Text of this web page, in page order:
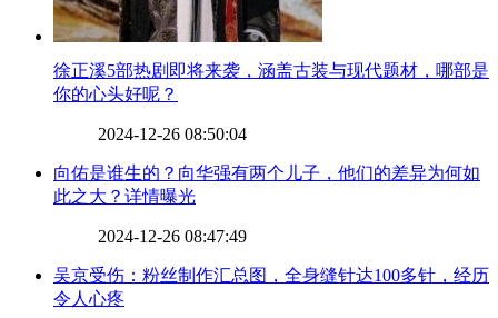
​徐正溪5部热剧即将来袭，涵盖古装与现代题材，哪部是
你的心头好呢？
2024-12-26 08:50:04
​向佑是谁生的？向华强有两个儿子，他们的差异为何如
此之大？详情曝光
2024-12-26 08:47:49
​吴京受伤：粉丝制作汇总图，全身缝针达100多针，经历
令人心疼